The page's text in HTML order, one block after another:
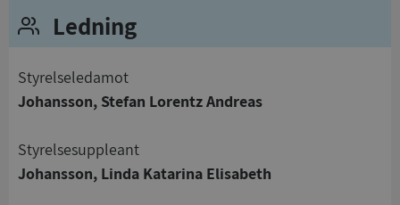
Ledning
Styrelseledamot
Johansson, Stefan Lorentz Andreas
Styrelsesuppleant
Johansson, Linda Katarina Elisabeth
Funktioner